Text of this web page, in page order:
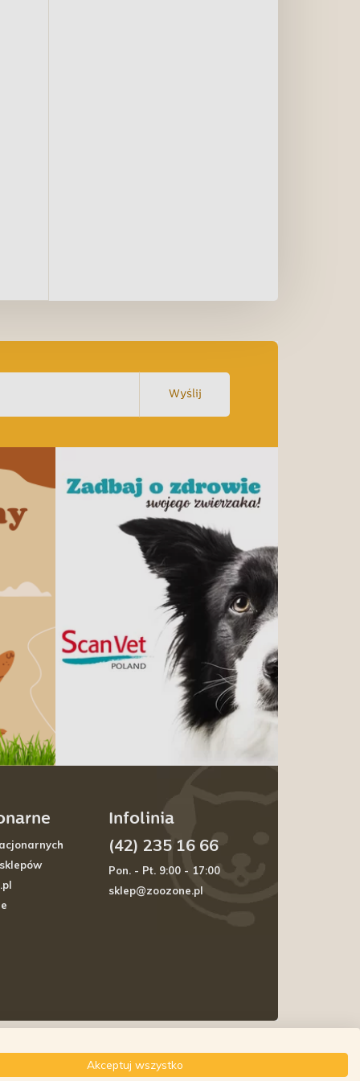
Wyślij
Infolinia
(42) 235 16 66
Pon. - Pt. 9:00 - 17:00
sklep@zoozone.pl
Akceptuj wszystko